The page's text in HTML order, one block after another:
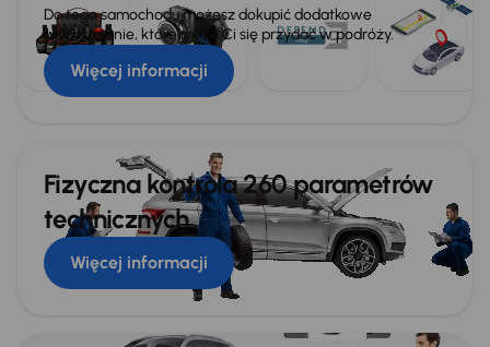
Do tego samochodu możesz dokupić dodatkowe
wyposażenie, które może Ci się przydać w podróży.
Więcej informacji
Fizyczna kontrola 260 parametrów
technicznych
Więcej informacji